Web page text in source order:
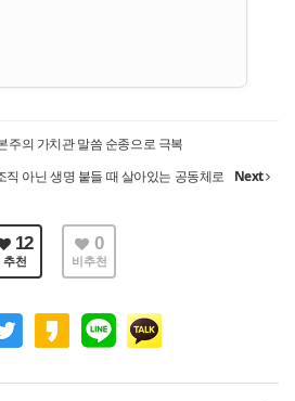
주의 가치관 말씀 순종으로 극복
직 아닌 생명 붙들 때 살아있는 공동체로
Next
12
추천
0
비추천